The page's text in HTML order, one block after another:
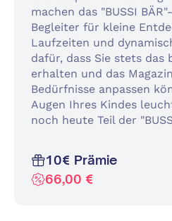
machen das "BUSSI
Begleiter für kleine
Laufzeiten und
dafür, dass Sie stets das
erhalten und das
Bedürfnisse anpassen
Augen Ihres Kindes
noch heute Teil der
10€ Prämie
66,00 €